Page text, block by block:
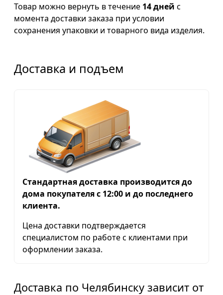
Товар можно вернуть в течение 14 дней с
момента доставки заказа при условии
сохранения упаковки и товарного вида изделия.
Доставка и подъем
Стандартная доставка производится до
дома покупателя с 12:00 и до последнего
клиента.
Цена доставки подтверждается
специалистом по работе с клиентами при
оформлении заказа.
Доставка по Челябинску зависит от